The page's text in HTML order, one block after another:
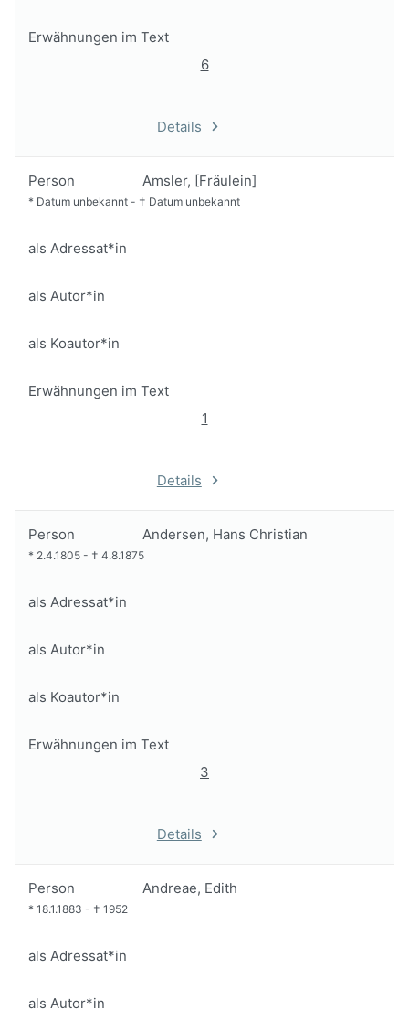
Erwähnungen im Text
6
Details
Person Amsler, [Fräulein]
* Datum unbekannt - † Datum unbekannt
als Adressat*in
als Autor*in
als Koautor*in
Erwähnungen im Text
1
Details
Person Andersen, Hans Christian
* 2.4.1805 - † 4.8.1875
als Adressat*in
als Autor*in
als Koautor*in
Erwähnungen im Text
3
Details
Person Andreae, Edith
* 18.1.1883 - † 1952
als Adressat*in
als Autor*in